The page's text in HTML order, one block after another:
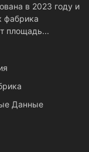
в 2023 году и
фабрика
площадь...
Данные